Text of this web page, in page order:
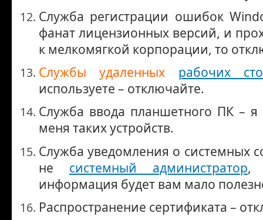
Служба регистрации ошибок
фанат лицензионных версий, и
к мелкомягкой корпорации, то
Службы удаленных
рабочих
используете – отключайте.
Служба ввода планшетного ПК –
меня таких устройств.
Служба уведомления о системных
не системный администратор,
информация будет вам мало
Распространение сертификата –